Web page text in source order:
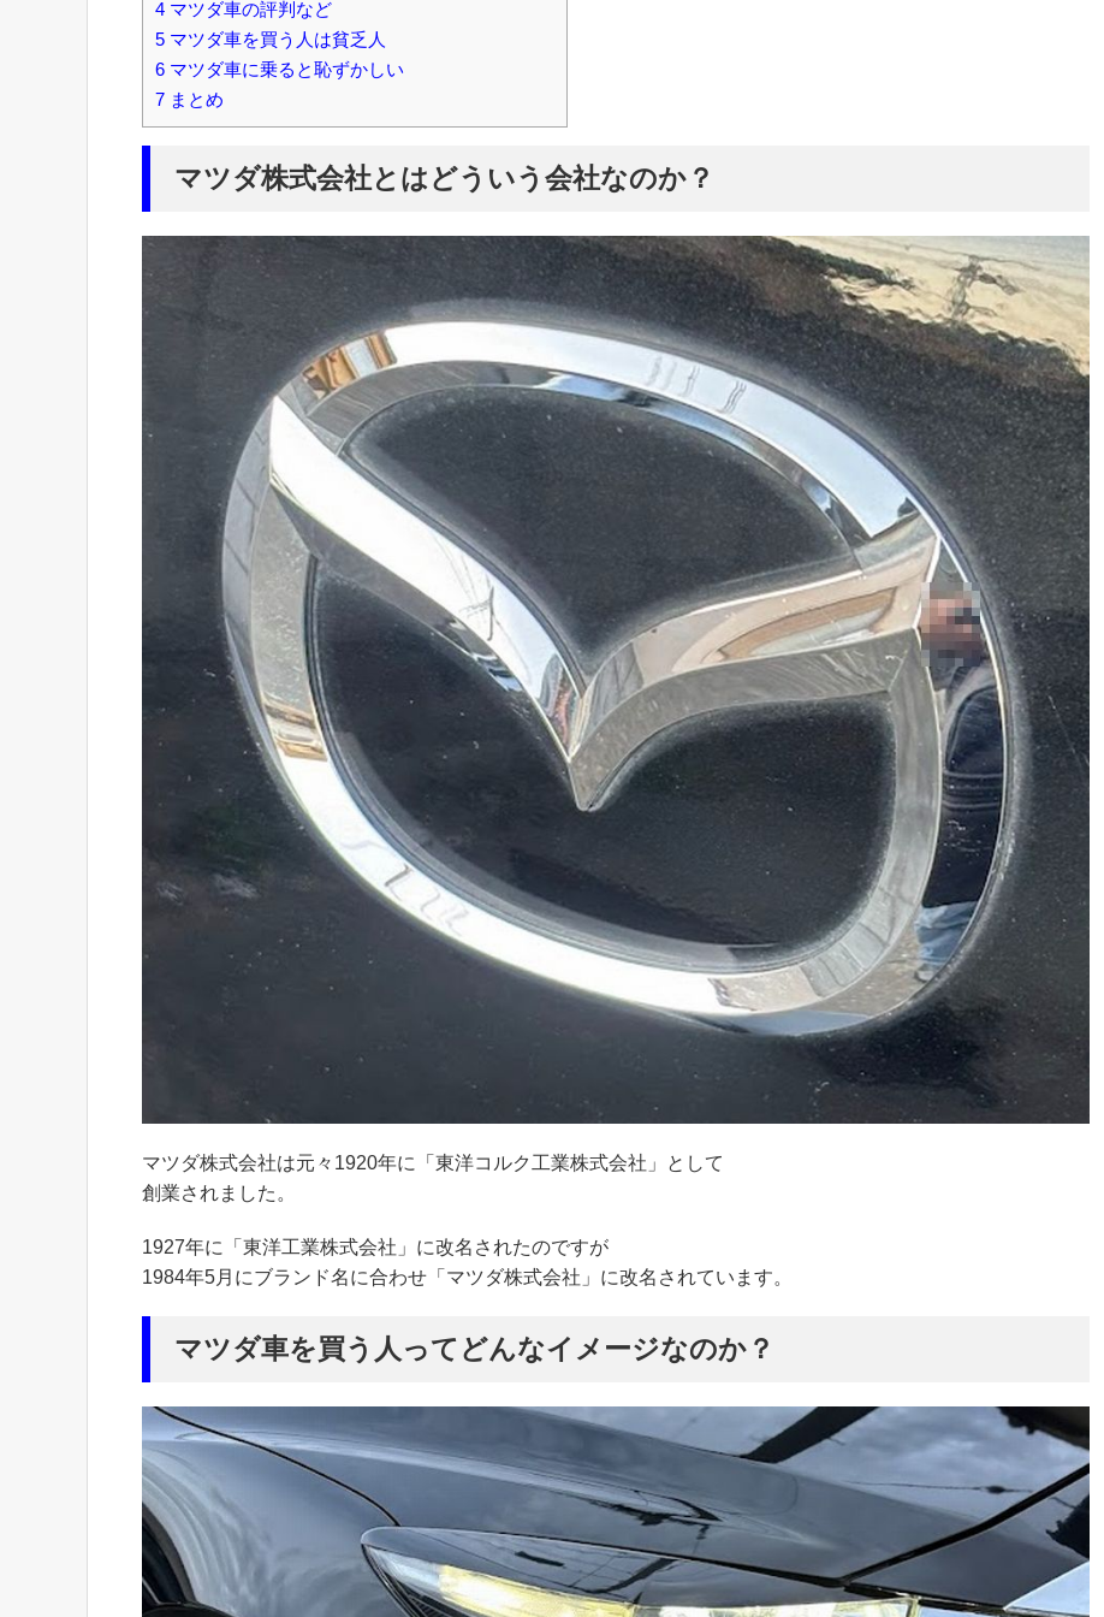
4 マツダ車の評判など
5 マツダ車を買う人は貧乏人
6 マツダ車に乗ると恥ずかしい
7 まとめ
マツダ株式会社とはどういう会社なのか？
マツダ株式会社は元々1920年に「東洋コルク工業株式会社」として
創業されました。
1927年に「東洋工業株式会社」に改名されたのですが
1984年5月にブランド名に合わせ「マツダ株式会社」に改名されています。
マツダ車を買う人ってどんなイメージなのか？